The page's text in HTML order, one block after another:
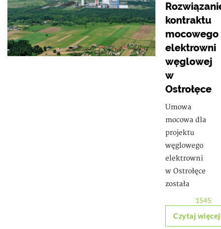
kontraktu
mocowego
elektrowni
węglowej
w
Ostrołęce
Umowa
mocowa dla
projektu
węglowego
elektrowni
w Ostrołęce
została
1545
Czytaj więcej